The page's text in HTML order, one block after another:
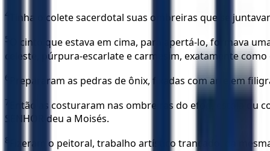
4 Tinha o colete sacerdotal suas ombreiras que se
5
O cinto que estava em cima, para apertá-lo, formava
celeste, púrpura-escarlate e carmesim, exatamente
6 Prepararam as pedras de ônix, fixadas com arte em
7
Então as costuraram nas ombreiras do efod, estola
SENHOR deu a Moisés.
8 Fizeram o peitoral, trabalho artístico trançado, da